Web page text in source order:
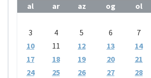
al
ar az og ol
3
4 5 6 7
10
11 12 13 14
17
18 19 20 21
24
25 26 27 28